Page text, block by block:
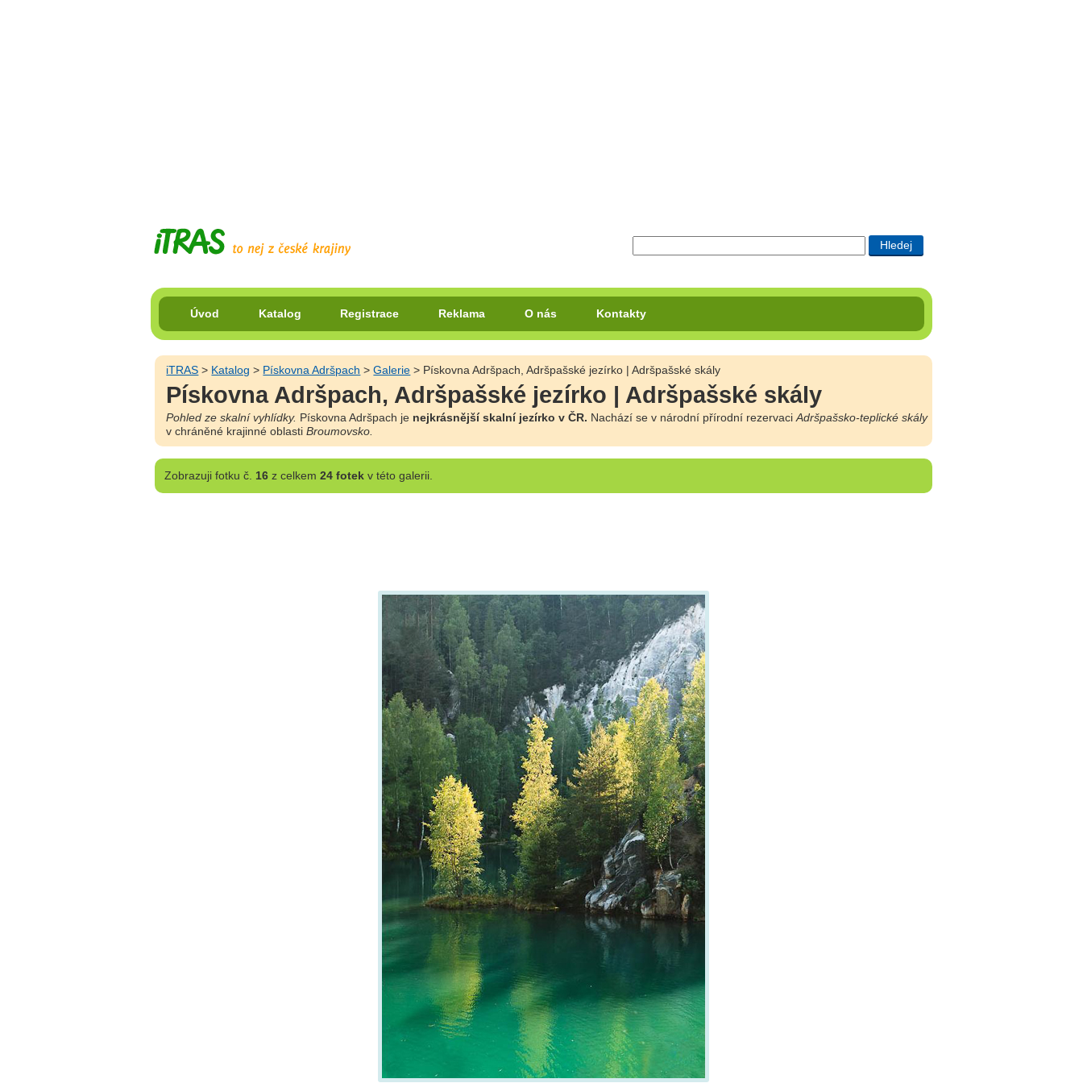
Úvod Katalog Registrace Reklama O nás Kontakty
iTRAS > Katalog > Pískovna Adršpach >Galerie > Pískovna Adršpach, Adršpašské jezírko | Adršpašské skály
Pískovna Adršpach, Adršpašské jezírko | Adršpašské skály
Pohled ze skalní vyhlídky. Pískovna Adršpach je nejkrásnější skalní jezírko v ČR. Nachází se v národní přírodní rezervaciAdršpašsko-teplické skály
v chráněné krajinné oblasti Broumovsko.
Zobrazujifotku č. 16z celkem 24 fotekv této galerii.